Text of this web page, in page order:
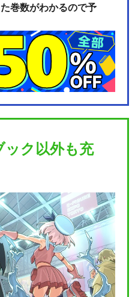
巻数がわかるので予
ック以外も充